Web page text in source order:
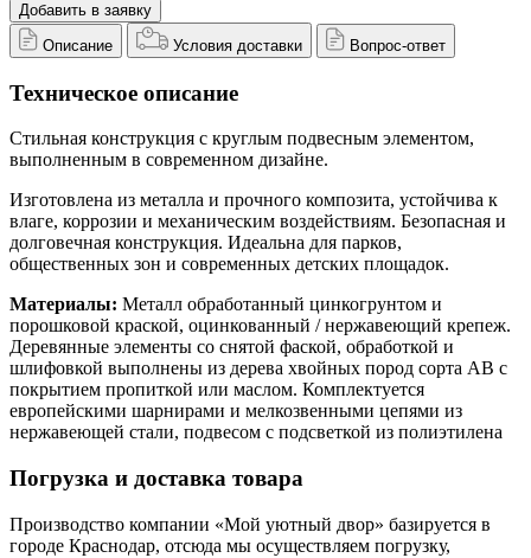
Добавить в заявку
Описание
Условия доставки Вопрос-ответ
Техническое описание
Стильная конструкция с круглым подвесным элементом,
выполненным в современном дизайне.
Изготовлена из металла и прочного композита, устойчива к
влаге, коррозии и механическим воздействиям. Безопасная и
долговечная конструкция. Идеальна для парков,
общественных зон и современных детских площадок.
Материалы: Металл обработанный цинкогрунтом и
порошковой краской, оцинкованный / нержавеющий крепеж.
Деревянные элементы со снятой фаской, обработкой и
шлифовкой выполнены из дерева хвойных пород сорта АВ с
покрытием пропиткой или маслом. Комплектуется
европейскими шарнирами и мелкозвенными цепями из
нержавеющей стали, подвесом с подсветкой из полиэтилена
Погрузка и доставка товара
Производство компании «Мой уютный двор» базируется в
городе Краснодар, отсюда мы осуществляем погрузку,